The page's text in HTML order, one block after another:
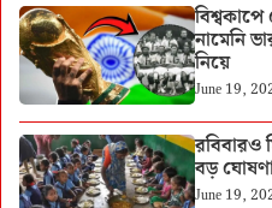
নামেনি
নিয়ে
June 19,
রবিবারও
বড়
June 19,